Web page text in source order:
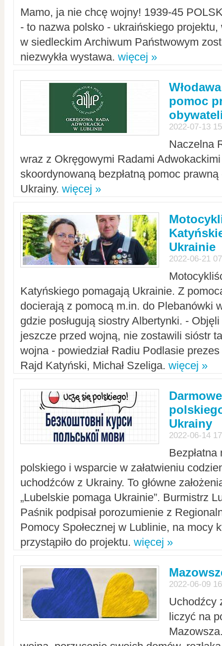
Mamo, ja nie chcę wojny! 1939-45
- to nazwa polsko - ukraińskiego
w siedleckim Archiwum Państwowym
niezwykła wystawa. więcej »
pomoc
2022-07-13
Naczelna
wraz z Okręgowymi Radami Adwokackimi
skoordynowaną bezpłatną pomoc
Ukrainy. więcej »
Ukrainie
2022-06-21
Katyńskiego pomagają Ukrainie. Z
docierają z pomocą m.in. do Plebanówki
gdzie posługują siostry Albertynki. -
jeszcze przed wojną, nie zostawili sióstr
wojna - powiedział Radiu Podlasie
Rajd Katyński, Michał Szeliga. więcej »
Ukrainy
2022-06-14
polskiego i wsparcie w załatwieniu
uchodźców z Ukrainy. To główne
„Lubelskie pomaga Ukrainie”. Burmistrz
Paśnik podpisał porozumienie z
Pomocy Społecznej w Lublinie, na mocy
przystąpiło do projektu. więcej »
2022-06-09
Uchodźcy
liczyć na